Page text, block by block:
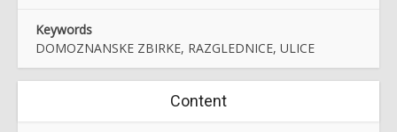
Keywords
DOMOZNANSKE ZBIRKE, RAZGLEDNICE, ULICE
Content